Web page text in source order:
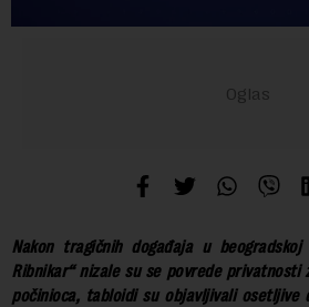
Nakon tragičnih događaja u beogradskoj
Ribnikar“ nizale su se povrede privatnosti
počinioca, tabloidi su objavljivali osetljive